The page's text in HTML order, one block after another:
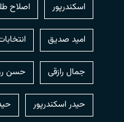
اسکندرپور اصلاح
امید صدیق
جمال رازقی حسن
حیدر اسکندرپور